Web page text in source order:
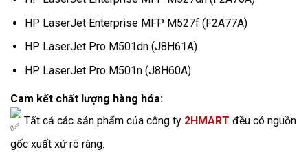
HP LaserJet Enterprise MFP M527f (F2A77A)
HP LaserJet Pro M501dn (J8H61A)
HP LaserJet Pro M501n (J8H60A)
Cam kết chất lượng hàng hóa:
Tất cả các sản phẩm của công ty 2HMART đều có nguồn
gốc xuất xứ rõ ràng.